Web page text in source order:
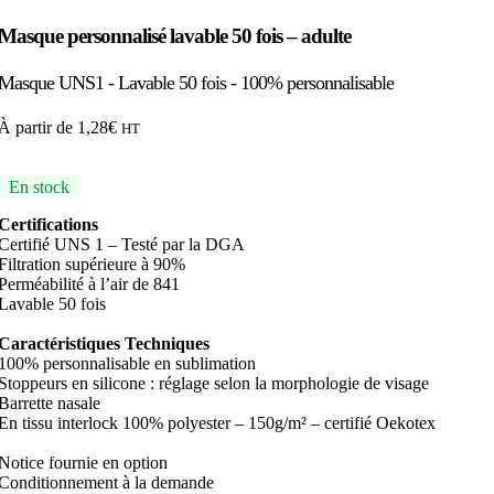
personnalisé lavable 50 fois – adulte
UNS1 - Lavable 50 fois - 100% personnalisable
partir de 1,28€ HT
En stock
UNS 1 – Testé par la DGA
supérieure à 90%
à l’air de 841
50 fois
Techniques
personnalisable en sublimation
en silicone : réglage selon la morphologie de visage
nasale
tissu interlock 100% polyester – 150g/m² – certifié Oekotex
fournie en option
à la demande